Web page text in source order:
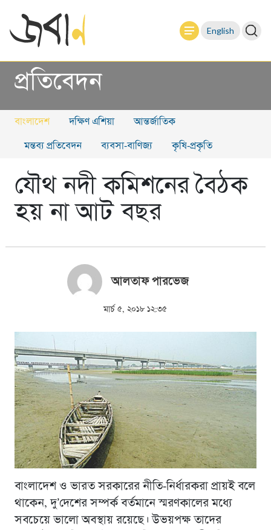
English
প্রতিবেদন
বাংলাদেশ দক্ষিণ এশিয়া আন্তর্জাতিক
মন্তব্য প্রতিবেদন ব্যবসা-বাণিজ্য কৃষি-প্রকৃতি
যৌথ নদী কমিশনের বৈঠক
হয় না আট বছর
আলতাফ পারভেজ
মার্চ ৫, ২০১৮ ১২:৩৫
বাংলাদেশ ও ভারত সরকারের নীতি-নির্ধারকরা প্রায়ই বলে
থাকেন, দু’দেশের সম্পর্ক বর্তমানে স্মরণকালের মধ্যে
সবচেয়ে ভালো অবস্থায় রয়েছে। উভয়পক্ষ তাদের